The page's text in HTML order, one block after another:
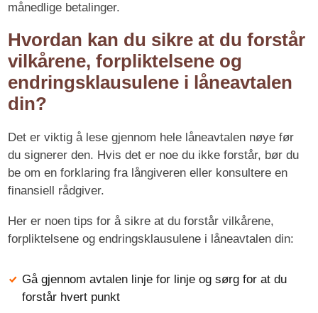
månedlige betalinger.
Hvordan kan du sikre at du forstår
vilkårene, forpliktelsene og
endringsklausulene i låneavtalen
din?
Det er viktig å lese gjennom hele låneavtalen nøye før
du signerer den. Hvis det er noe du ikke forstår, bør du
be om en forklaring fra långiveren eller konsultere en
finansiell rådgiver.
Her er noen tips for å sikre at du forstår vilkårene,
forpliktelsene og endringsklausulene i låneavtalen din:
Gå gjennom avtalen linje for linje og sørg for at du
forstår hvert punkt